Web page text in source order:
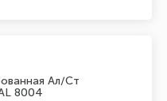
Ал/Ст
8004